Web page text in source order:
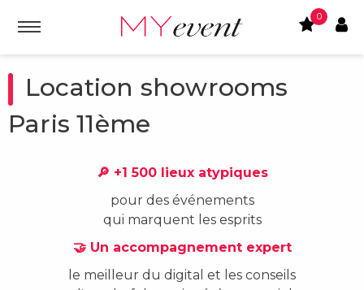
0
Location showrooms
Paris 11ème
🔎 +1 500 lieux atypiques
pour des événements
qui marquent les esprits
🤝 Un accompagnement expert
le meilleur du digital et les conseils